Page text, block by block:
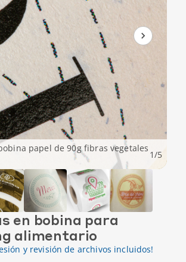
papel de 90g fibras vegetales
1/5
en bobina para
alimentario
y revisión de archivos incluidos!